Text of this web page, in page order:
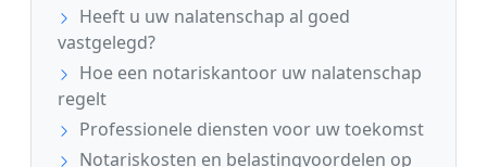
Heeft u uw nalatenschap al goed
vastgelegd?
Hoe een notariskantoor uw nalatenschap
regelt
Professionele diensten voor uw toekomst
Notariskosten en belastingvoordelen op